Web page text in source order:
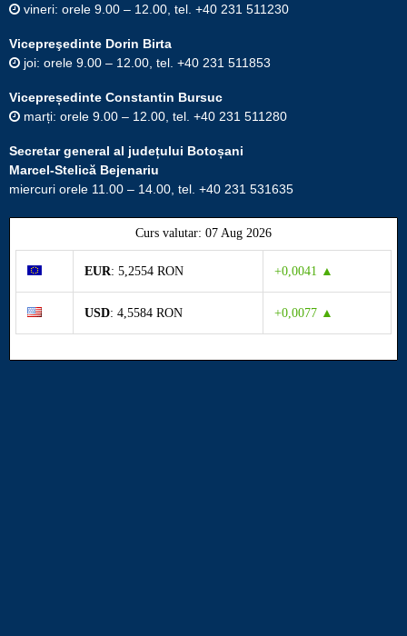
vineri: orele 9.00 – 12.00, tel. +40 231 511230
Vicepreşedinte Dorin Birta
joi: orele 9.00 – 12.00, tel. +40 231 511853
Vicepreședinte Constantin Bursuc
marți: orele 9.00 – 12.00, tel. +40 231 511280
Secretar general al județului Botoșani
Marcel-Stelică Bejenariu
miercuri orele 11.00 – 14.00, tel. +40 231 531635
Curs valutar: 07 Aug 2026
EUR: 5,2554 RON +0,0041 ▲
USD: 4,5584 RON +0,0077 ▲